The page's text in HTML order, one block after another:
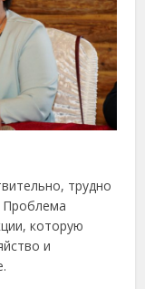
трудно
Проблема
которую
и